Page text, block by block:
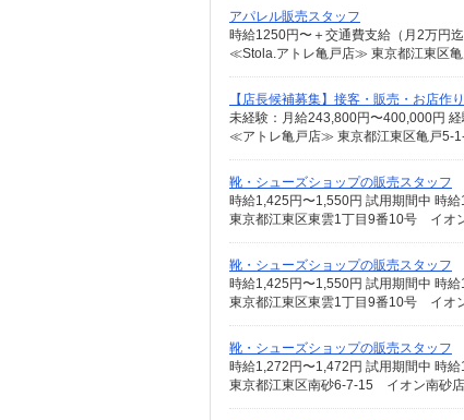
アパレル販売スタッフ
時給1250円〜＋交通費支給（月2万円迄
≪Stola.アトレ亀戸店≫ 東京都江東区
【店長候補募集】接客・販売・お店
≪アトレ亀戸店≫ 東京都江東区亀戸5-
靴・シューズショップの販売スタッフ
東京都江東区東雲1丁目9番10号 イオ
靴・シューズショップの販売スタッフ
東京都江東区東雲1丁目9番10号 イオ
靴・シューズショップの販売スタッフ
東京都江東区南砂6-7-15 イオン南砂